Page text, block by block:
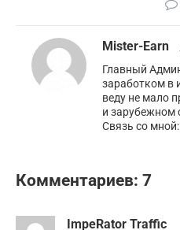
Mister-Earn
Главный
заработком в
веду не мало
и зарубежном
Связь со
Комментариев: 7
ImpeRator Traffic